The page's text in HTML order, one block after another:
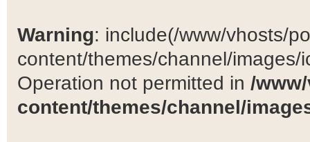
Warning: include(/www/vhosts/
content/themes/channel/
Operation not permitted in /
content/themes/channel/